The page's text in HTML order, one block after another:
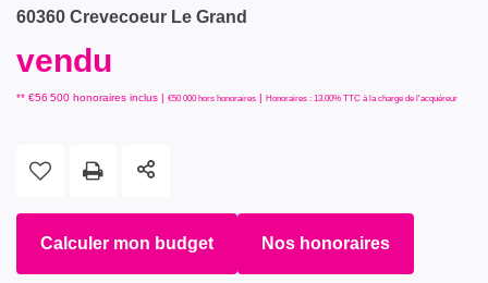
60360 Crevecoeur Le Grand
vendu
** €56 500 honoraires inclus | €50 000 hors honoraires | Honoraires : 13.00% TTC à la charge de l'acquéreur
Calculer mon budget Nos honoraires